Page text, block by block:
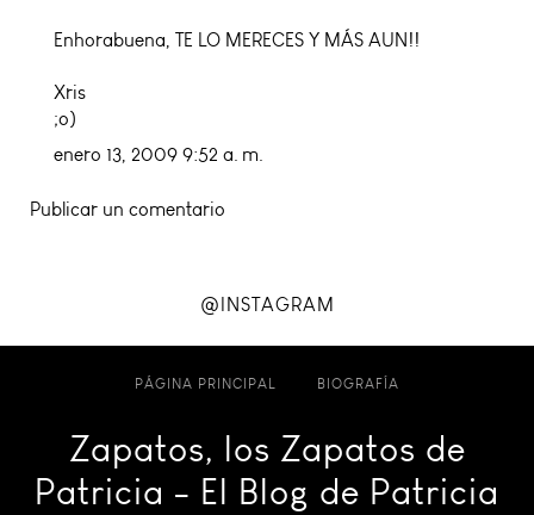
Enhorabuena, TE LO MERECES Y MÁS AUN!!
Xris
;o)
enero 13, 2009 9:52 a. m.
Publicar un comentario
@INSTAGRAM
PÁGINA PRINCIPAL BIOGRAFÍA
Zapatos, los Zapatos de
Patricia - El Blog de Patricia